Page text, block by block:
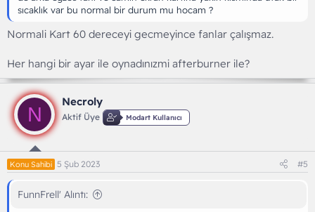
sıcaklık var bu normal bir durum mu hocam ?
Normali Kart 60 dereceyi gecmeyince fanlar çalışmaz.
Her hangi bir ayar ile oynadınızmi afterburner ile?
N
Necroly
Aktif Üye Modart Kullanıcı
Konu Sahibi 5 Şub 2023 #5
FunnFrell' Alıntı: